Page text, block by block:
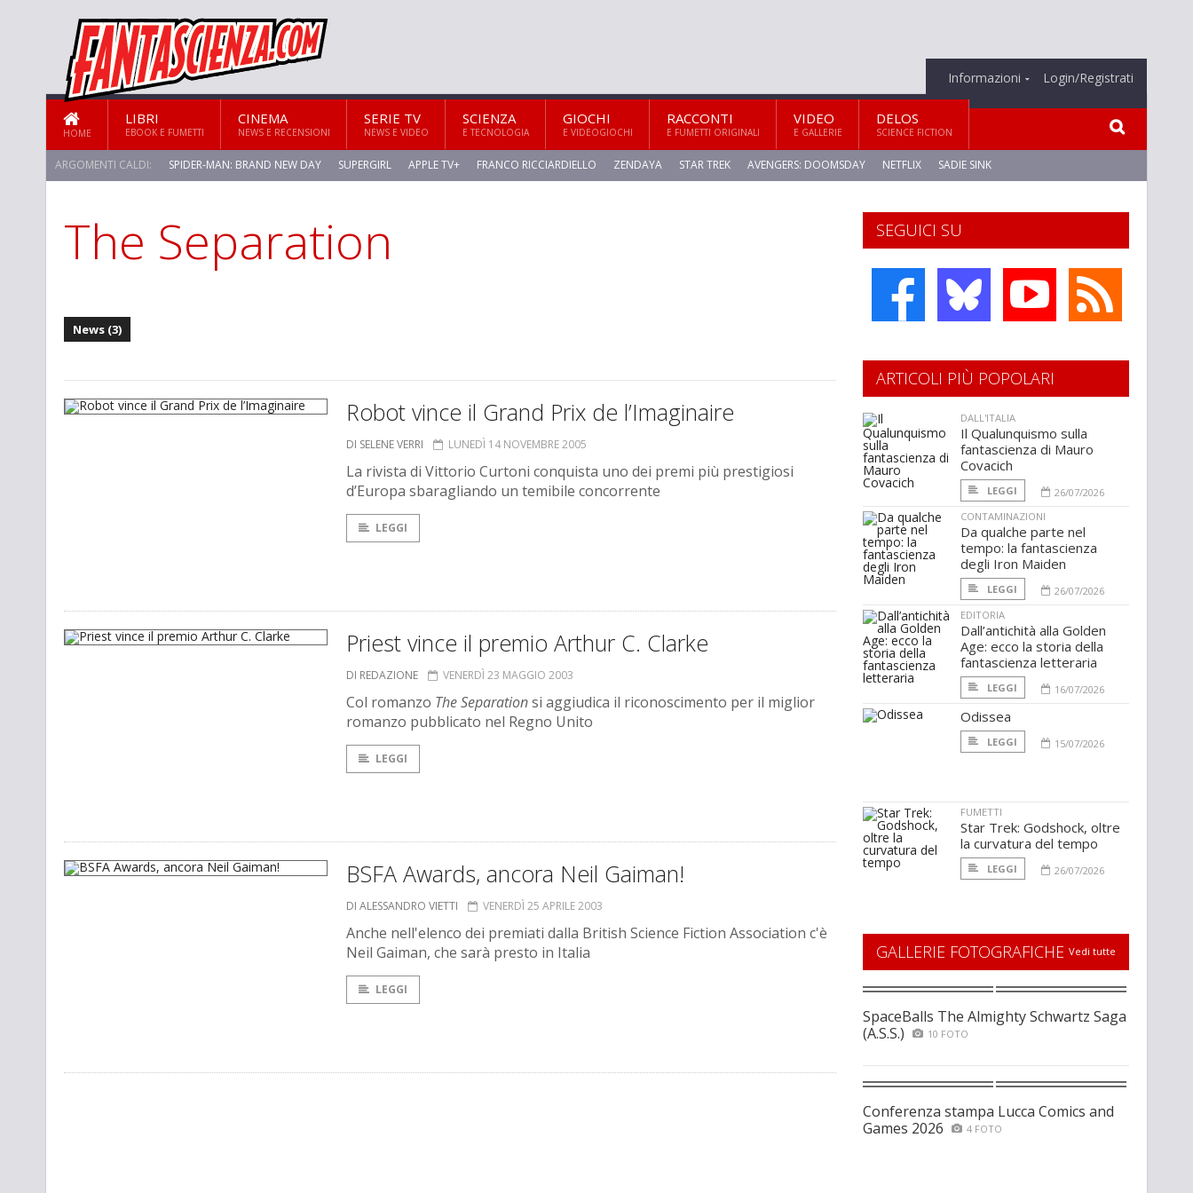
Informazioni Login/Registrati
HOME
LIBRI
EBOOK E FUMETTI
CINEMA
NEWS E RECENSIONI
SERIE TV
NEWS E VIDEO
SCIENZA
E TECNOLOGIA
GIOCHI
E VIDEOGIOCHI
RACCONTI
E FUMETTI ORIGINALI
VIDEO
E GALLERIE
DELOS
SCIENCE FICTION
ARGOMENTI CALDI: SPIDER-MAN: BRAND NEW DAY SUPERGIRL APPLE TV+ FRANCO RICCIARDIELLO ZENDAYA STAR TREK AVENGERS: DOOMSDAY NETFLIX SADIE SINK
STAR TREK: STRANGE NEW WORLDS
The Separation
News (3)
Robot vince il Grand Prix de l’Imaginaire
DI SELENE VERRI LUNEDÌ 14 NOVEMBRE 2005
La rivista di Vittorio Curtoni conquista uno dei premi più prestigiosi
d’Europa sbaragliando un temibile concorrente
LEGGI
Priest vince il premio Arthur C. Clarke
DI REDAZIONE VENERDÌ 23 MAGGIO 2003
Col romanzo The Separationsi aggiudica il riconoscimento per il miglior
romanzo pubblicato nel Regno Unito
LEGGI
BSFA Awards, ancora Neil Gaiman!
DI ALESSANDRO VIETTI VENERDÌ 25 APRILE 2003
Anche nell'elenco dei premiati dalla British Science Fiction Association c'è
Neil Gaiman, che sarà presto in Italia
LEGGI
SEGUICI SU
ARTICOLI PIÙ POPOLARI
DALL'ITALIA
Il Qualunquismo sulla
fantascienza di Mauro
Covacich
LEGGI
26/07/2026
CONTAMINAZIONI
Da qualche parte nel
tempo: la fantascienza
degli Iron Maiden
LEGGI
26/07/2026
EDITORIA
Dall’antichità alla Golden
Age: ecco la storia della
fantascienza letteraria
LEGGI 16/07/2026
Odissea
LEGGI 15/07/2026
FUMETTI
Star Trek: Godshock, oltre
la curvatura del tempo
LEGGI 26/07/2026
GALLERIE FOTOGRAFICHE Vedi tutte
SpaceBalls The Almighty Schwartz Saga
(A.S.S.)
10 FOTO
Conferenza stampa Lucca Comics and
Games 2026
4 FOTO